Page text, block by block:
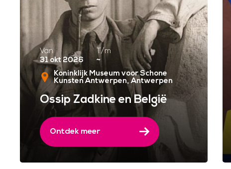
Van
31 okt 2026
T/m
~
Koninklijk Museum voor Schone
Kunsten Antwerpen Antwerpen
Ossip Zadkine en België
Ontdek meer